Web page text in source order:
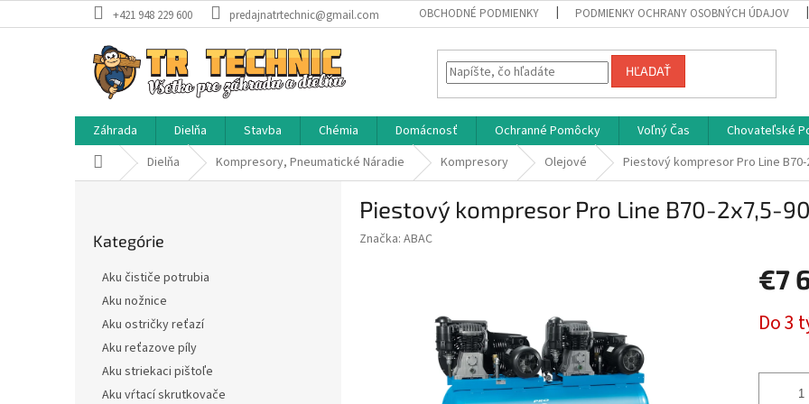
na
+421 948 229 600 predajnatrtechnic@gmail.com OBCHODNÉ PODMIENKY PODMIENKY OCHRANY OSOBNÝCH ÚDAJOV
HĽADAŤ
Záhrada Dielňa Stavba Chémia Domácnosť Ochranné Pomôcky Voľný Čas Chovateľské
DomovDielňa Kompresory, Pneumatické Náradie Kompresory Olejové Piestový kompresor Pro Line B70-
kategórie
Kategórie
Aku čističe potrubia
Aku nožnice
Aku ostričky reťazí
Aku reťazove píly
Aku striekaci pištoľe
Aku vŕtací skrutkovače
Piestový kompresor Pro Line B70-2x7,5-
Značka: ABAC
€7
cena:
Do 3